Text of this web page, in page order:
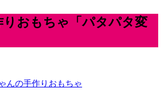
おもちゃ「パタパタ変
んの手作りおもちゃ